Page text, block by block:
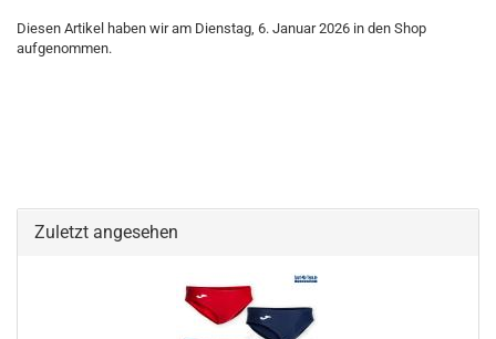
Diesen Artikel haben wir am Dienstag, 6. Januar 2026 in den Shop
aufgenommen.
Zuletzt angesehen